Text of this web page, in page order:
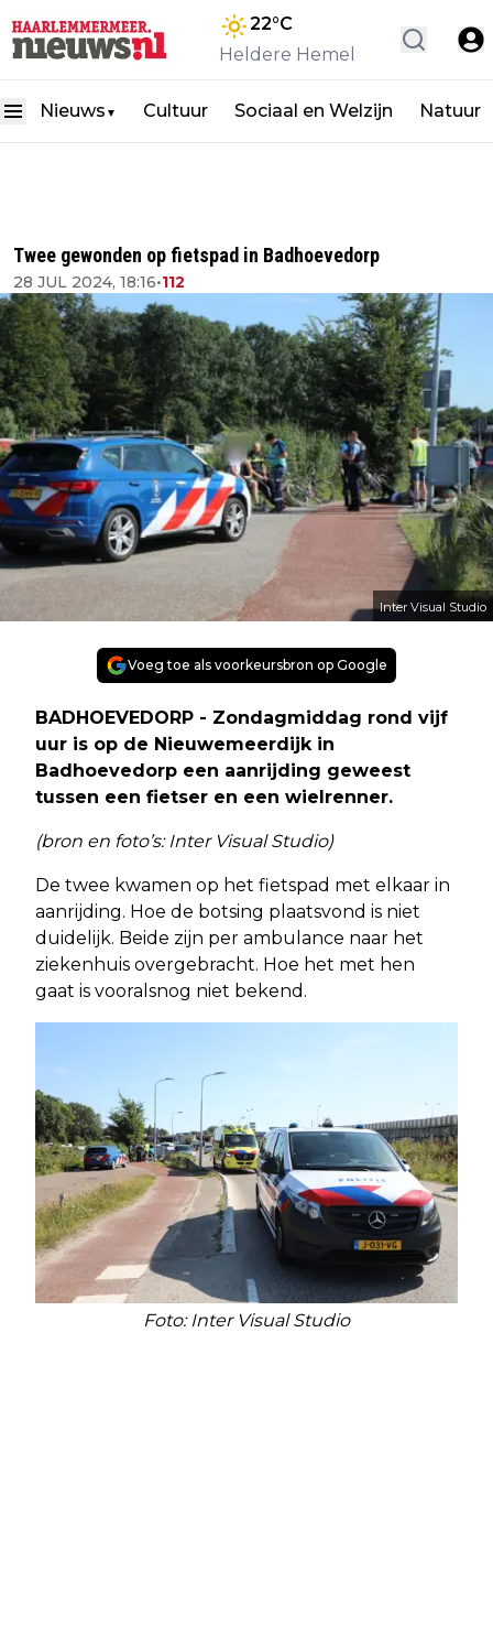
22°C
Heldere Hemel
Nieuws ▼ Cultuur Sociaal en Welzijn Natuur
Twee gewonden op fietspad in Badhoevedorp
28 JUL 2024, 18:16•112
Inter Visual Studio
Voeg toe als voorkeursbron op Google
BADHOEVEDORP - Zondagmiddag rond vijf
uur is op de Nieuwemeerdijk in
Badhoevedorp een aanrijding geweest
tussen een fietser en een wielrenner.
(bron en foto’s: Inter Visual Studio)
De twee kwamen op het fietspad met elkaar in
aanrijding. Hoe de botsing plaatsvond is niet
duidelijk. Beide zijn per ambulance naar het
ziekenhuis overgebracht. Hoe het met hen
gaat is vooralsnog niet bekend.
Foto: Inter Visual Studio